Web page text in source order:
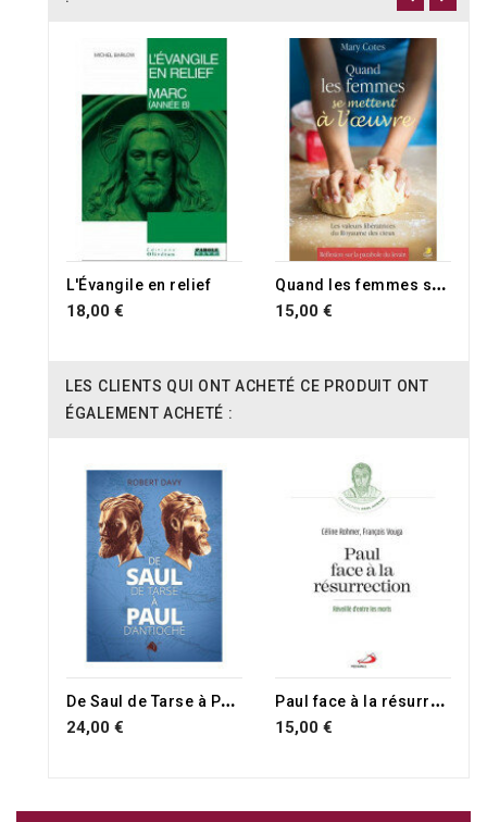
L'Évangile en relief
18,00 €
RUPTURE DE STOCK Q
uand les femmes se mettent à l'oeuvre
15,00 €
LES CLIENTS QUI ONT ACHETÉ CE PRODUIT ONT
ÉGALEMENT ACHETÉ :
D
e Saul de Tarse à Paul d'Antioche
24,00 €
P
aul face à la résurrection
15,00 €